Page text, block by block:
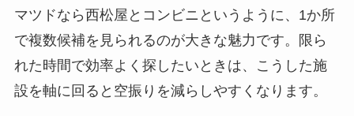
マツドなら西松屋とコンビニというように、1か所
で複数候補を見られるのが大きな魅力です。限ら
れた時間で効率よく探したいときは、こうした施
設を軸に回ると空振りを減らしやすくなります。